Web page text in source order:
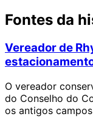
Fontes da
Vereador de
O vereador
do Conselho do
os antigos